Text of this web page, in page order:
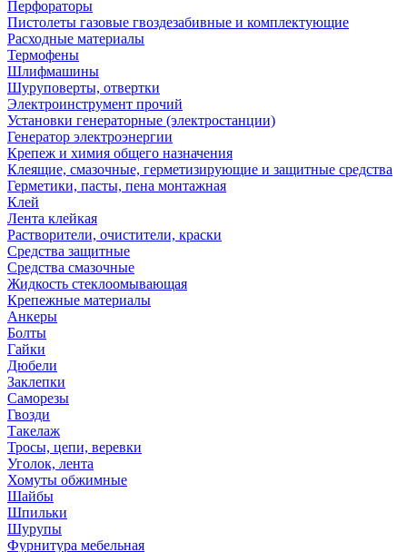
Перфораторы
Пистолеты газовые гвоздезабивные и комплектующие
Расходные материалы
Термофены
Шлифмашины
Шуруповерты, отвертки
Электроинструмент прочий
Установки генераторные (электростанции)
Генератор электроэнергии
Крепеж и химия общего назначения
Клеящие, смазочные, герметизирующие и защитные средства
Герметики, пасты, пена монтажная
Клей
Лента клейкая
Растворители, очистители, краски
Средства защитные
Средства смазочные
Жидкость стеклоомывающая
Крепежные материалы
Анкеры
Болты
Гайки
Дюбели
Заклепки
Саморезы
Гвозди
Такелаж
Тросы, цепи, веревки
Уголок, лента
Хомуты обжимные
Шайбы
Шпильки
Шурупы
Фурнитура мебельная